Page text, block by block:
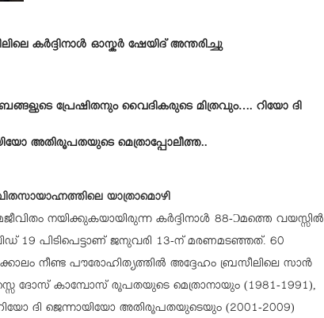
കര്‍ദ്ദിനാള്‍ ഓസ്കര്‍ ഷേയിദ് അന്തരിച്ചു
പ്രേഷിതനും വൈദികരുടെ മിത്രവും…. റിയോ ദി
അതിരൂപതയുടെ മെത്രാപ്പോലീത്ത..
യാത്രാമൊഴി
നയിക്കുകയായിരുന്ന കര്‍ദ്ദിനാള്‍ 88-Ɔമത്തെ വയസ്സില്‍
19 പിടിപെട്ടാണ് ജനുവരി 13-ന് മരണമടഞ്ഞത്. 60
നീണ്ട പൗരോഹിത്യത്തില്‍ അദ്ദേഹം ബ്രസീലിലെ സാന്‍
ദോസ് കാമ്പോസ് രൂപതയുടെ മെത്രാനായും (1981-1991),
ദി ജെന്നായിയോ അതിരൂപതയുടെയും (2001-2009)